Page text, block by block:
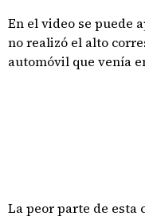
En el video se puede
no realizó el alto
automóvil que venía
La peor parte de esta